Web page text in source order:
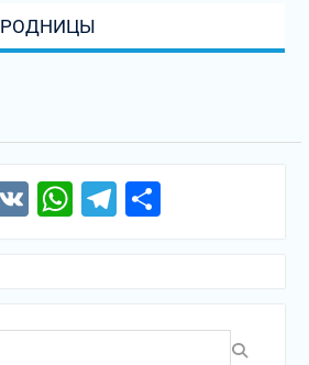
VKWhatsApp
Telegram